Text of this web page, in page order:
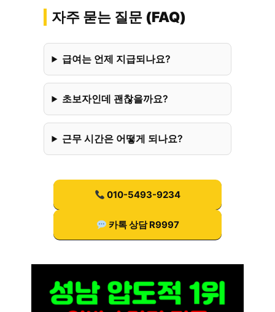
자주 묻는 질문 (FAQ)
급여는 언제 지급되나요?
초보자인데 괜찮을까요?
근무 시간은 어떻게 되나요?
010-5493-9234
카톡 상담 R9997